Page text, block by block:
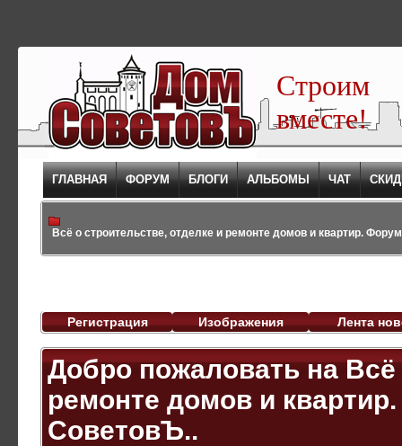
Строим
вместе!
ГЛАВНАЯ ФОРУМ БЛОГИ АЛЬБОМЫ ЧАТ
Всё о строительстве, отделке и ремонте домов и квартир.
Регистрация Изображения Лента
Добро пожаловать на Всё
ремонте домов и
СоветовЪ..